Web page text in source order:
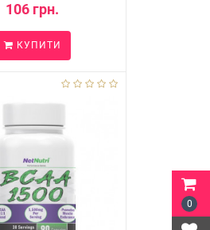
0
106 грн.
КУПИТИ